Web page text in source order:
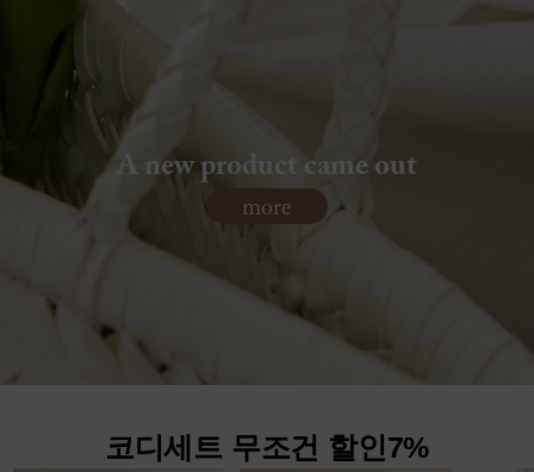
A new product came out
more
코디세트 무조건 할인7%